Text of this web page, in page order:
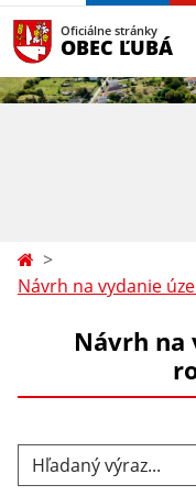
Oficiálne stránky
OBEC ĽUBÁ
Návrh na vydanie
Návrh na
Hľadaný výraz...